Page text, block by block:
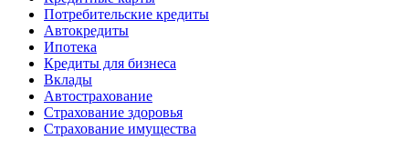
Потребительские кредиты
Автокредиты
Ипотека
Кредиты для бизнеса
Вклады
Автострахование
Страхование здоровья
Страхование имущества